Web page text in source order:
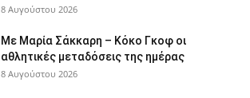
8 Αυγούστου 2026
Με Μαρία Σάκκαρη – Κόκο Γκοφ οι
αθλητικές μεταδόσεις της ημέρας
8 Αυγούστου 2026